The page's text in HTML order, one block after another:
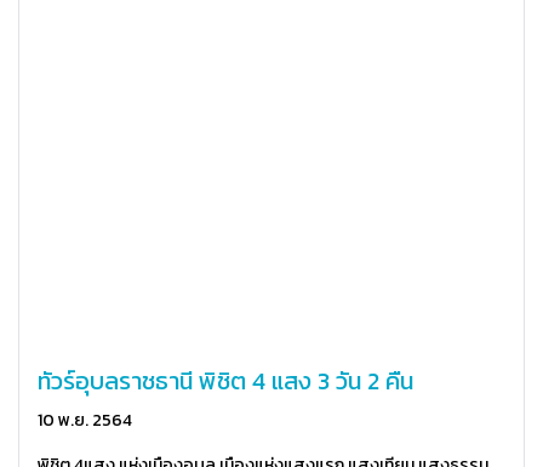
ทัวร์อุบลราชธานี พิชิต 4 แสง 3 วัน 2 คืน
10 พ.ย. 2564